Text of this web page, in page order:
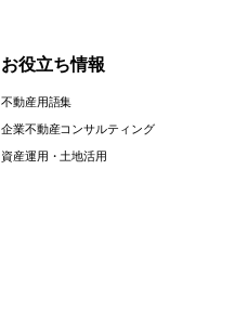
お役立ち情報
不動産用語集
企業不動産コンサルティング
資産運用・土地活用